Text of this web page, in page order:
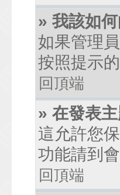
» 我該如
如果管理
按照提示
回頂端
» 在發表
這允許您
功能請到
回頂端